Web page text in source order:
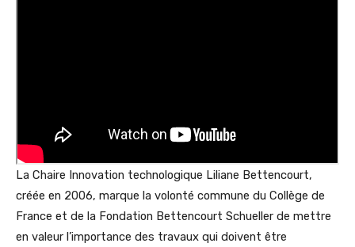
La Chaire Innovation technologique Liliane Bettencourt,
créée en 2006, marque la volonté commune du Collège de
France et de la Fondation Bettencourt Schueller de mettre
en valeur l’importance des travaux qui doivent être